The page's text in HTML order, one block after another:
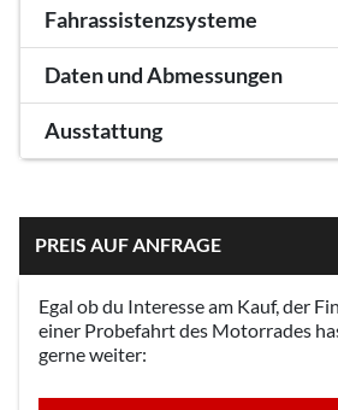
Fahrassistenzsysteme
Daten und Abmessungen
Ausstattung
PREIS AUF ANFRAGE
Egal ob du Interesse am Kauf, der
einer Probefahrt des Motorrades
gerne weiter: